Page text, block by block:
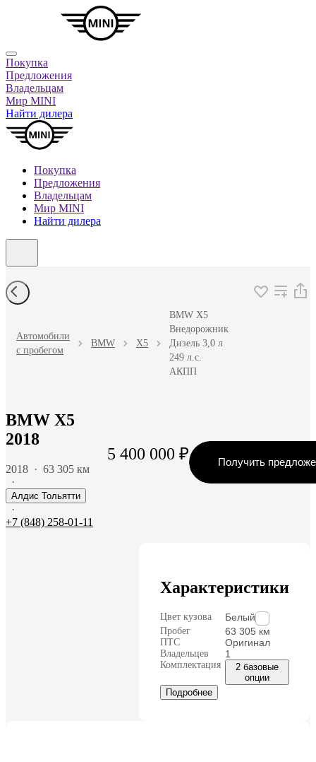
Покупка
Предложения
Владельцам
Мир MINI
Найти дилера
Покупка
Предложения
Владельцам
Мир MINI
Найти дилера
Автомобили
с пробегом
BMW X5
BMW X5
Внедорожник
Дизель 3,0 л
249 л.с.
АКПП
BMW X5
2018
2018 · 63 305 км
·
Алдис Тольятти
·
+7 (848) 258-01-11
5 400 000 ₽ Получить
Характеристики
Цвет кузова Белый
Пробег 63 305 км
ПТС Оригинал
Владельцев 1
Комплектация
2 базовые
опции
Подробнее